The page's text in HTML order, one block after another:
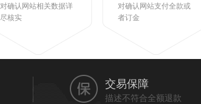
对确认网站相关数据详
尽核实
对确认网站支付全款或
者订金
交易保障
描述不符合全额退款